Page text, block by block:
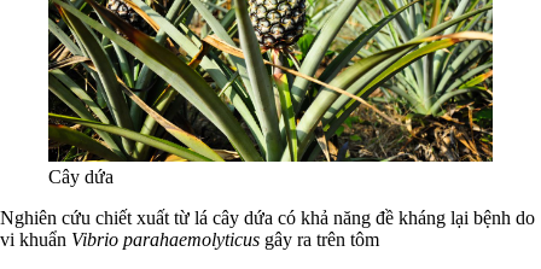
Cây dứa
Nghiên cứu chiết xuất từ lá cây dứa có khả năng đề kháng lại bệnh do
vi khuẩn Vibrio parahaemolyticus gây ra trên tôm